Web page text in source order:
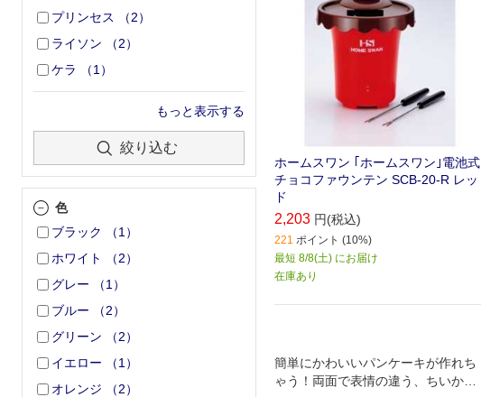
プリンセス
（2）
ライソン
（2）
ケラ
（1 ）
もっと表示する
絞り込む
色
ブラック
（1 ）
ホワイト
（2）
グレー
（1 ）
ブルー
（2）
グリーン
（2）
イエロー
（1 ）
オレンジ
（2）
ホームスワン ｢ホームスワン｣電池式
チョコファウンテン SCB-20-R レッ
ド
2,203 円(税込)
221 ポイント (10%)
最短 8/8(土) にお届け
在庫あり
簡単にかわいいパンケーキが作れち
ゃう！両面で表情の違う、ちいかわ